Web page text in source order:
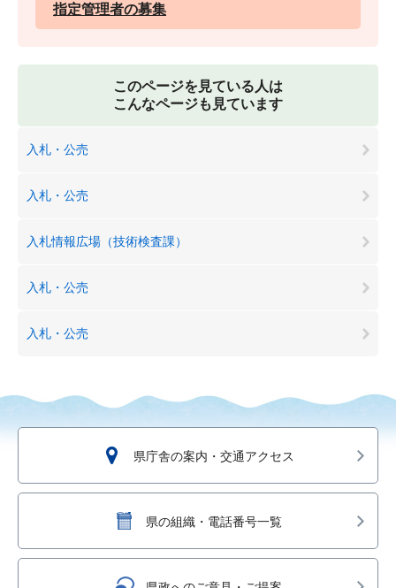
指定管理者の募集
このページを見ている人は
こんなページも見ています
入札・公売
入札・公売
入札情報広場（技術検査課）
入札・公売
入札・公売
県庁舎の案内・交通アクセス
県の組織・電話番号一覧